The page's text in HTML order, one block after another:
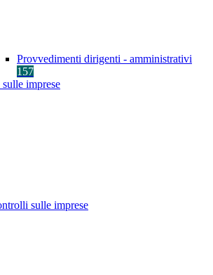
Provvedimenti dirigenti - amministrativi
157
imprese
sulle imprese